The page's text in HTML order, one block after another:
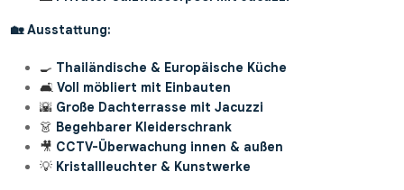
🏡 Ausstattung:
🍳 Thailändische & Europäische Küche
🛋️ Voll möbliert mit Einbauten
🌇 Große Dachterrasse mit Jacuzzi
👗 Begehbarer Kleiderschrank
🎥 CCTV-Überwachung innen & außen
💡 Kristallleuchter & Kunstwerke